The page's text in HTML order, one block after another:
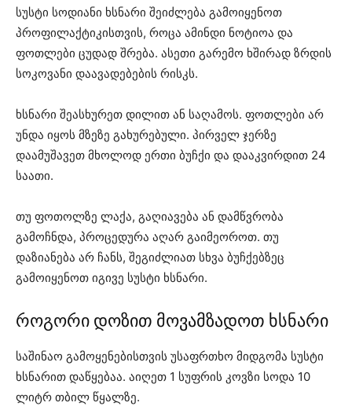
სუსტი სოდიანი ხსნარი შეიძლება გამოიყენოთ
პროფილაქტიკისთვის, როცა ამინდი ნოტიოა და
ფოთლები ცუდად შრება. ასეთი გარემო ხშირად ზრდის
სოკოვანი დაავადებების რისკს.
ხსნარი შეასხურეთ დილით ან საღამოს. ფოთლები არ
უნდა იყოს მზეზე გახურებული. პირველ ჯერზე
დაამუშავეთ მხოლოდ ერთი ბუჩქი და დააკვირდით 24
საათი.
თუ ფოთოლზე ლაქა, გაღიავება ან დამწვრობა
გამოჩნდა, პროცედურა აღარ გაიმეოროთ. თუ
დაზიანება არ ჩანს, შეგიძლიათ სხვა ბუჩქებზეც
გამოიყენოთ იგივე სუსტი ხსნარი.
როგორი დოზით მოვამზადოთ ხსნარი
საშინაო გამოყენებისთვის უსაფრთხო მიდგომა სუსტი
ხსნარით დაწყებაა. აიღეთ 1 სუფრის კოვზი სოდა 10
ლიტრ თბილ წყალზე.